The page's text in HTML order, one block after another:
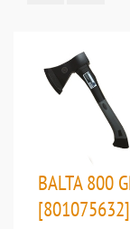
BALTA 800
[801075632]